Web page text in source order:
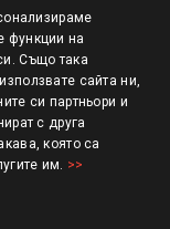
АБОНИРАНЕ
функции на
Също така
сайта ни,
си партньори и
с друга
която са
им. >>